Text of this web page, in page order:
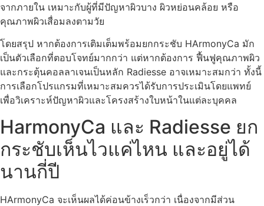
จากภายใน เหมาะกับผู้ที่มีปัญหาผิวบาง ผิวหย่อนคล้อย หรือ
คุณภาพผิวเสื่อมลงตามวัย
โดยสรุป หากต้องการเติมเต็มพร้อมยกกระชับ HArmonyCa มัก
เป็นตัวเลือกที่ตอบโจทย์มากกว่า แต่หากต้องการ ฟื้นฟูคุณภาพผิว
และกระตุ้นคอลลาเจนเป็นหลัก Radiesse อาจเหมาะสมกว่า ทั้งนี้
การเลือกโปรแกรมที่เหมาะสมควรได้รับการประเมินโดยแพทย์
เพื่อวิเคราะห์ปัญหาผิวและโครงสร้างใบหน้าในแต่ละบุคคล
HarmonyCa และ Radiesse ยก
กระชับเห็นไวแค่ไหน และอยู่ได้
นานกี่ปี
HArmonyCa จะเห็นผลได้ค่อนข้างเร็วกว่า เนื่องจากมีส่วน